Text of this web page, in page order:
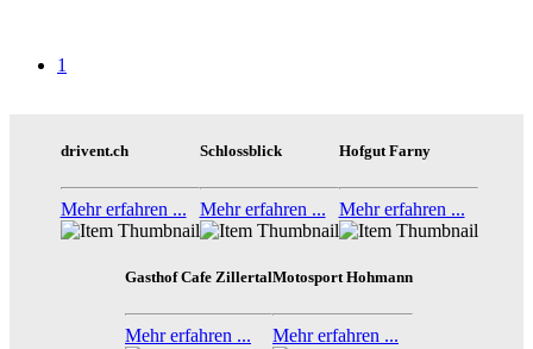
1
drivent.ch
Mehr erfahren ...
Schlossblick
Mehr erfahren ...
Hofgut Farny
Mehr erfahren ...
Gasthof Cafe Zillertal
Mehr erfahren ...
Motosport Hohmann
Mehr erfahren ...